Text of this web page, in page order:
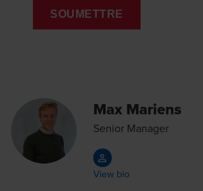
SOUMETTRE
Max Mariens
Senior Manager
View bio